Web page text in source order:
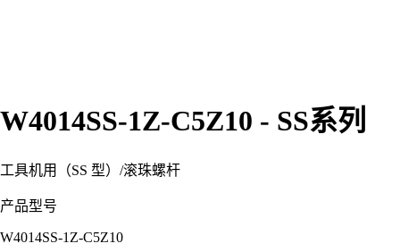
W4014SS-1Z-C5Z10 - SS系列
工具机用（SS 型） /滚珠螺杆
产品型号
W4014SS-1Z-C5Z10